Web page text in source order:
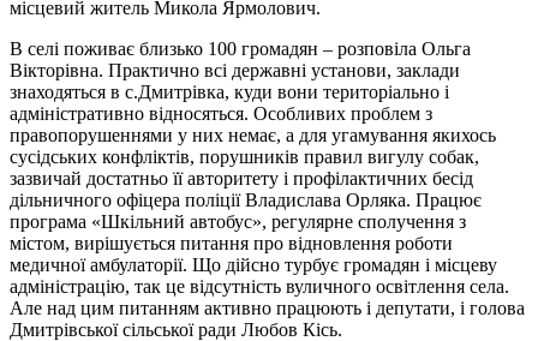
місцевий житель Микола Ярмолович.
В селі поживає близько 100 громадян – розповіла Ольга
Вікторівна. Практично всі державні установи, заклади
знаходяться в с.Дмитрівка, куди вони територіально і
адміністративно відносяться. Особливих проблем з
правопорушеннями у них немає, а для угамування якихось
сусідських конфліктів, порушників правил вигулу собак,
зазвичай достатньо її авторитету і профілактичних бесід
дільничного офіцера поліції Владислава Орляка. Працює
програма «Шкільний автобус», регулярне сполучення з
містом, вирішується питання про відновлення роботи
медичної амбулаторії. Що дійсно турбує громадян і місцеву
адміністрацію, так це відсутність вуличного освітлення села.
Але над цим питанням активно працюють і депутати, і голова
Дмитрівської сільської ради Любов Кісь.